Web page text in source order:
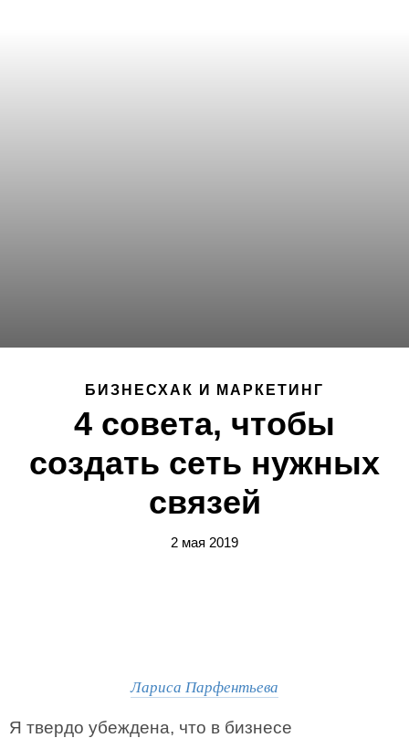
БИЗНЕСХАК И МАРКЕТИНГ
4 совета, чтобы
создать сеть нужных
связей
2 мая 2019
Лариса Парфентьева
Я твердо убеждена, что в бизнесе